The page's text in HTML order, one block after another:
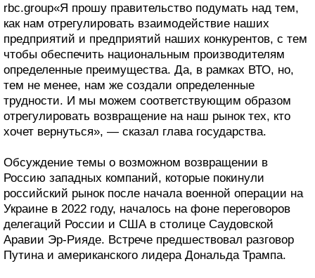
rbc.group«Я прошу правительство подумать над тем,
как нам отрегулировать взаимодействие наших
предприятий и предприятий наших конкурентов, с тем
чтобы обеспечить национальным производителям
определенные преимущества. Да, в рамках ВТО, но,
тем не менее, нам же создали определенные
трудности. И мы можем соответствующим образом
отрегулировать возвращение на наш рынок тех, кто
хочет вернуться», — сказал глава государства.
Обсуждение темы о возможном возвращении в
Россию западных компаний, которые покинули
российский рынок после начала военной операции на
Украине в 2022 году, началось на фоне переговоров
делегаций России и США в столице Саудовской
Аравии Эр-Рияде. Встрече предшествовал разговор
Путина и американского лидера Дональда Трампа.